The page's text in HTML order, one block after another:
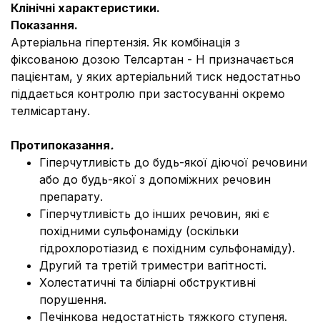
Клінічні характеристики.
Показання.
Артеріальна гіпертензія. Як комбінація з
фіксованою дозою Телсартан - Н призначається
пацієнтам, у яких артеріальний тиск недостатньо
піддається контролю при застосуванні окремо
телміcартану.
Протипоказання.
Гіперчутливість до будь-якої діючої речовини
або до будь-якої з допоміжних речовин
препарату.
Гіперчутливість до інших речовин, які є
похідними сульфонаміду (оскільки
гідрохлоротіазид є похідним сульфонаміду).
Другий та третій триместри вагітності.
Холестатичні та біліарні обструктивні
порушення.
Печінкова недостатність тяжкого ступеня.